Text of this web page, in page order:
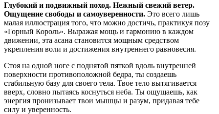
Глубокий и подвижный поход. Нежный свежий ветер.
Ощущение свободы и самоуверенности. Это всего лишь
малая иллюстрация того, что можно достичь, практикуя позу
«Горный Король». Выражая мощь и гармонию в каждом
движении, эта асана становится мощным средством
укрепления воли и достижения внутреннего равновесия.
Стоя на одной ноге с поднятой пяткой вдоль внутренней
поверхности противоположной бедра, ты создаешь
стабильную базу для своего тела. Твое тело вытягивается
вверх, словно пытаясь коснуться неба. Ты ощущаешь, как
энергия пронизывает твои мышцы и разум, придавая тебе
силу и уверенность.